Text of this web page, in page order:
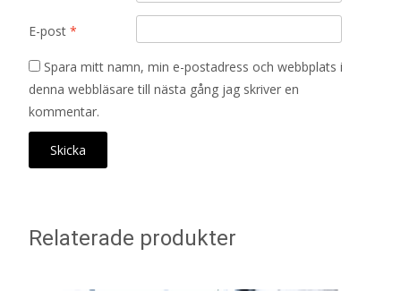
E-post *
Spara mitt namn, min e-postadress och webbplats i
denna webbläsare till nästa gång jag skriver en
kommentar.
Relaterade produkter